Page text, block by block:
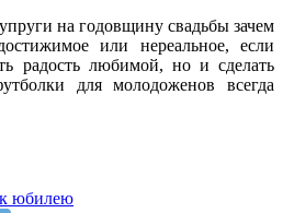
на годовщину свадьбы зачем
или нереальное, если
радость любимой, но и сделать
для молодоженов всегда
юбилею